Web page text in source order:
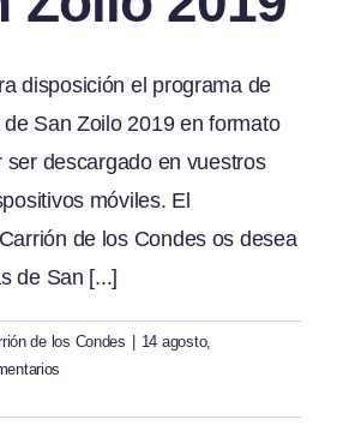
disposición el programa de
San Zoilo 2019 en formato
ser descargado en vuestros
móviles. El
de los Condes os desea
de San [...]
de los Condes
14 agosto,